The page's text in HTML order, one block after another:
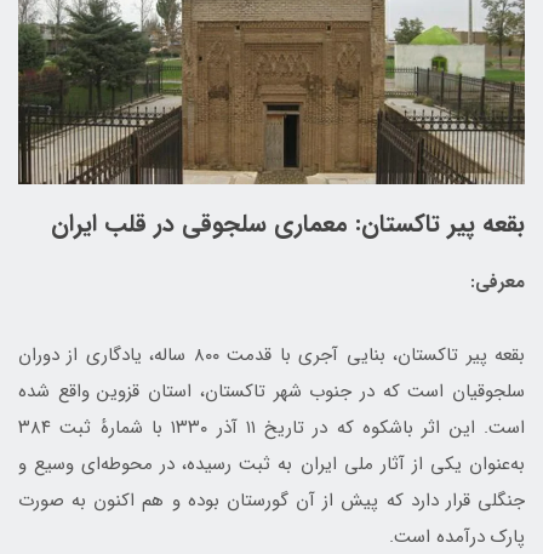
بقعه پیر تاکستان: معماری سلجوقی در قلب ایران
معرفی:
بقعه پیر تاکستان، بنایی آجری با قدمت ۸۰۰ ساله، یادگاری از دوران
سلجوقیان است که در جنوب شهر تاکستان، استان قزوین واقع شده
است. این اثر باشکوه که در تاریخ ۱۱ آذر ۱۳۳۰ با شمارهٔ ثبت ۳۸۴
به‌عنوان یکی از آثار ملی ایران به ثبت رسیده، در محوطه‌ای وسیع و
جنگلی قرار دارد که پیش از آن گورستان بوده و هم اکنون به صورت
پارک درآمده است.